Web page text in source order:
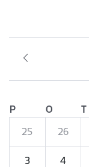
P O T
25
26
3 4